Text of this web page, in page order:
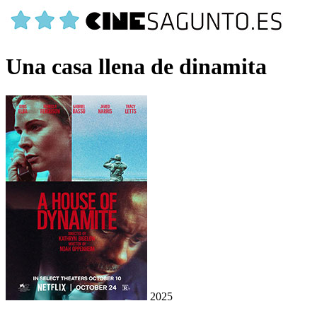
Una casa llena de dinamita
2025